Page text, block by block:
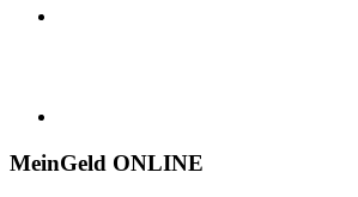
MeinGeld ONLINE